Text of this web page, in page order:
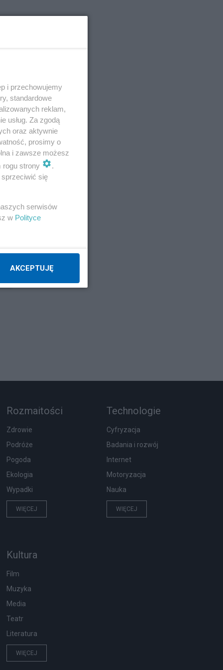
Rozmaitości
Zdrowie
Podróże
Pogoda
Ekologia
Wypadki
WIĘCEJ
Technologie
Cyfryzacja
Badania i rozwój
Internet
Motoryzacja
Nauka
WIĘCEJ
Kultura
Film
Muzyka
Media
Teatr
Literatura
WIĘCEJ
i przechowujemy
standardowe
reklam,
usług. Za zgodą
oraz aktywnie
prosimy o
i zawsze możesz
rogu strony
.
się
serwisów
w Polityce
AKCEPTUJĘ